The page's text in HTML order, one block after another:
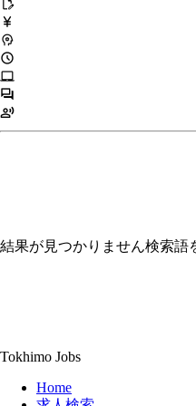
currency_yen
psychology
schedule
laptop_mac
forum
record_voice_over
結果が見つかりません検索語
Tokhimo Jobs
Home